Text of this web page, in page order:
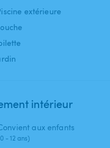
extérieure
intérieur
aux enfants
- 12 ans)